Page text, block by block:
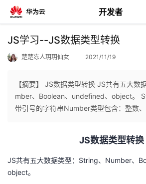
开发者
返
主
的
JS学习--JS数据类型转换
楚楚冻人玥玥仙女 2021/11/19
【摘要】 JS数据类型转换 JS共有五大数
mber、Boolean、undefined、object。
带引号的字符串Number类型包含：整数
JS数据类型转换
JS共有五大数据类型：String、Number、
object。